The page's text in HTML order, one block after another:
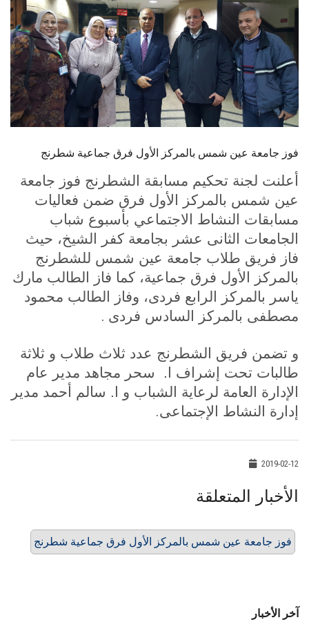
الطلاب
هيئة التدريس
الدراسات العليا
الزائـرون
سجل الان
فوز جامعة عين شمس بالمركز الأول فرق جماعية شطرنج
أعلنت لجنة تحكيم مسابقة الشطرنج فوز جامعة
عين شمس بالمركز الأول فرق ضمن فعاليات
مسابقات النشاط الاجتماعي بأسبوع شباب
الجامعات الثانى عشر بجامعة كفر الشيخ، حيث
فاز فريق طلاب جامعة عين شمس للشطرنج
بالمركز الأول فرق جماعية، كما فاز الطالب مارك
ياسر بالمركز الرابع فردى، وفاز الطالب محمود
مصطفى بالمركز السادس فردى .
و تضمن فريق الشطرنج عدد ثلاث طلاب و ثلاثة
طالبات تحت إشراف ا. سحر مجاهد مدير عام
الإدارة العامة لرعاية الشباب و ا. سالم أحمد مدير
إدارة النشاط الإجتماعى.
2019-02-12
الأخبار المتعلقة
فوز جامعة عين شمس بالمركز الأول فرق جماعية شطرنج
آخر الأخبار